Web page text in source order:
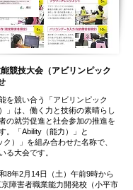
競技大会（アビリンピック
を競い合う「アビリンピック
」は、働く力と技術の素晴らし
の就労促進と社会参加の推進を
。「Ability（能力）」と
ク）」を組み合わせた名称で、
る大会です。
8年2月14日（土）午前9時から
障害者職業能力開発校（小平市